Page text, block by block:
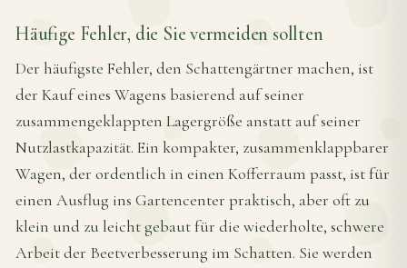
Häufige Fehler, die Sie vermeiden sollten
Der häufigste Fehler, den Schattengärtner machen, ist
der Kauf eines Wagens basierend auf seiner
zusammengeklappten Lagergröße anstatt auf seiner
Nutzlastkapazität. Ein kompakter, zusammenklappbarer
Wagen, der ordentlich in einen Kofferraum passt, ist für
einen Ausflug ins Gartencenter praktisch, aber oft zu
klein und zu leicht gebaut für die wiederholte, schwere
Arbeit der Beetverbesserung im Schatten. Sie werden